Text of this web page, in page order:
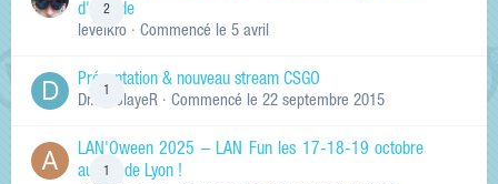
2
d'arcade
levelkro · Commencé le 5 avril
Présentation & nouveau stream CSGO
Dr.KinSlayeR · Commencé le 22 septembre 2015
LAN'Oween 2025 – LAN Fun les 17-18-19 octobre
au sud de Lyon !